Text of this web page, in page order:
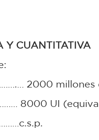
Y CUANTITATIVA
2000 millones
8000 UI